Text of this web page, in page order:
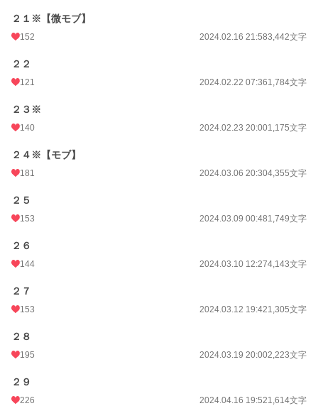
２１※【微モブ】
152 2024.02.16 21:583,442文字
２２
121 2024.02.22 07:361,784文字
２３※
140 2024.02.23 20:001,175文字
２４※【モブ】
181 2024.03.06 20:304,355文字
２５
153 2024.03.09 00:481,749文字
２６
144 2024.03.10 12:274,143文字
２７
153 2024.03.12 19:421,305文字
２８
195 2024.03.19 20:002,223文字
２９
226 2024.04.16 19:521,614文字